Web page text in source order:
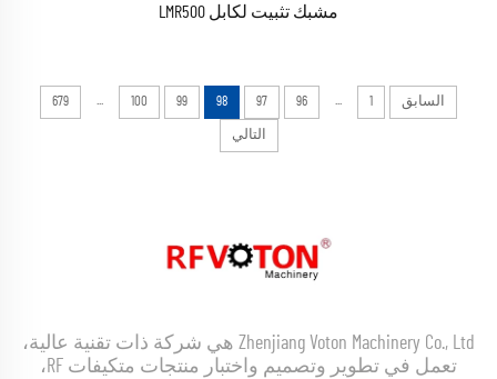
مشبك تثبيت لكابل LMR500
السابق 1
...
96
97
98
99
100
...
679
التالي
Zhenjiang Voton Machinery Co., Ltd هي شركة ذات تقنية عالية،
تعمل في تطوير وتصميم واختبار منتجات متكيفات RF،